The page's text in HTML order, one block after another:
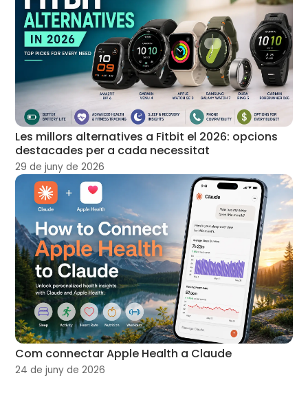
Les millors alternatives a Fitbit el 2026: opcions
destacades per a cada necessitat
29 de juny de 2026
Com connectar Apple Health a Claude
24 de juny de 2026